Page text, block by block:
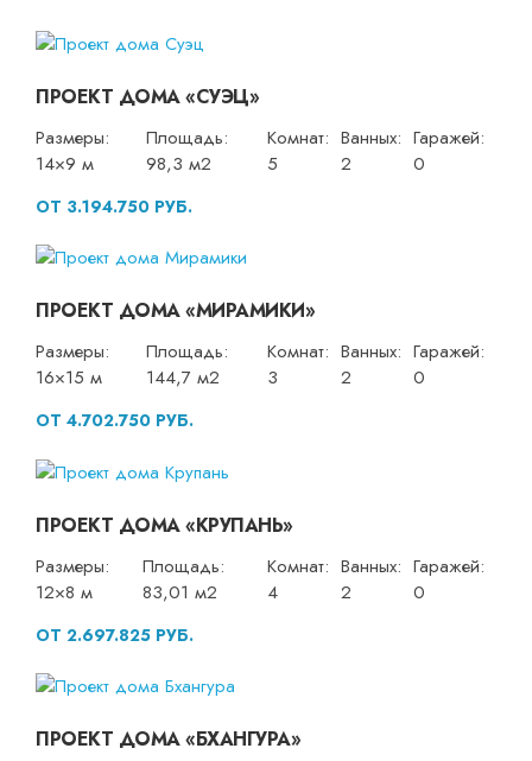
ПРОЕКТ ДОМА «СУЭЦ»
Размеры:
14×9 м
Площадь:
98,3 м2
Комнат:
5
Ванных:
2
Гаражей:
0
ОТ 3.194.750 РУБ.
ПРОЕКТ ДОМА «МИРАМИКИ»
Размеры:
16×15 м
Площадь:
144,7 м2
Комнат:
3
Ванных:
2
Гаражей:
0
ОТ 4.702.750 РУБ.
ПРОЕКТ ДОМА «КРУПАНЬ»
Размеры:
12×8 м
Площадь:
83,01 м2
Комнат:
4
Ванных:
2
Гаражей:
0
ОТ 2.697.825 РУБ.
ПРОЕКТ ДОМА «БХАНГУРА»